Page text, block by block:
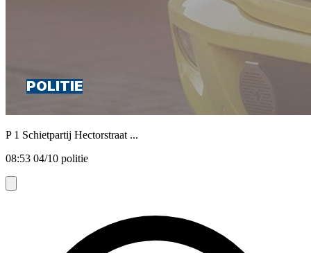
P 1 Schietpartij Hectorstraat ...
08:53 04/10 politie